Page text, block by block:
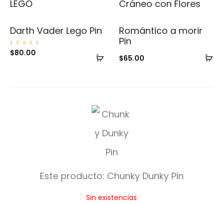
Añadir
carrito
Darth Vader Lego Pin
Valorad
o con
$80.00
Romántico a morir
Pin
$65.00
C
h
u
Este producto: Chunky Dunky Pin
Sin existencias